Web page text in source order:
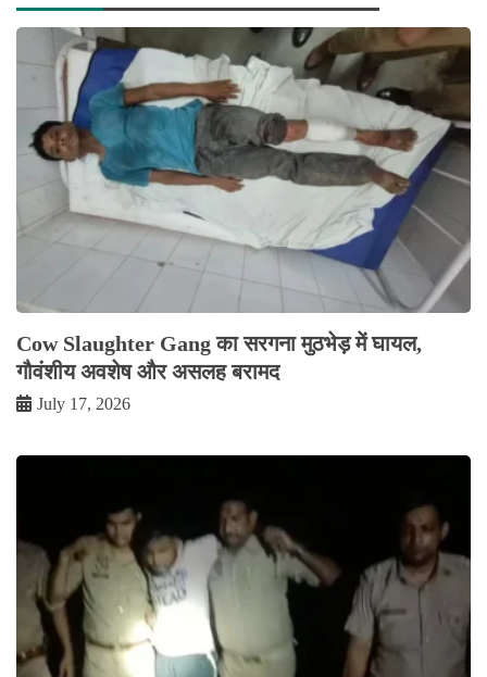
Cow Slaughter Gang का सरगना मुठभेड़ में घायल,
गौवंशीय अवशेष और असलह बरामद
July 17, 2026